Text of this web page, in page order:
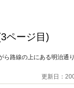
ページ目)
ら路線の上にある明治通
更新日：